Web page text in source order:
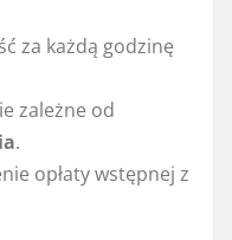
za każdą godzinę
zależne od
.
opłaty wstępnej z